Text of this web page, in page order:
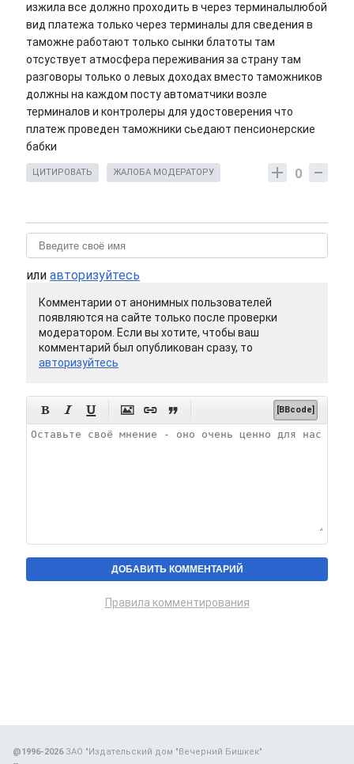
изжила все должно проходить в через терминалылюбой
вид платежа только через терминалы для сведения в
таможне работают только сынки блатоты там
отсуствует атмосфера переживания за страну там
разговоры только о левых доходах вместо таможников
должны на каждом посту автоматчики возле
терминалов и контролеры для удостоверения что
платеж проведен таможники сьедают пенсионерские
бабки
0
ЦИТИРОВАТЬ ЖАЛОБА МОДЕРАТОРУ
или авторизуйтесь
Комментарии от анонимных пользователей
появляются на сайте только после проверки
модератором. Если вы хотите, чтобы ваш
комментарий был опубликован сразу, то
авторизуйтесь
      [BBcode]
Правила комментирования
@1996-2026ЗАО "Издательский дом "Вечерний Бишкек"